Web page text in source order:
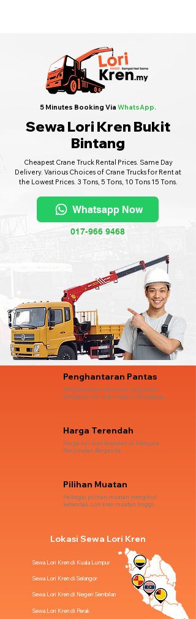
5 Minutes Booking Via WhatsApp.
Sewa Lori Kren Bukit
Bintang
Cheapest Crane Truck Rental Prices. Same Day
Delivery. Various Choices of Crane Trucks for Rent at
the Lowest Prices. 3 Tons, 5 Tons, 10 Tons 15 Tons.
Whatsapp Now
017-966 9468
Penghantaran Pantas
Penghantaran pada hari yang sama.
Tempahan lori kren melalui Whatsapp.
Harga Terendah
Harga lori kren terendah di Malaysia.
Penjimatan Berganda.
Pilihan Muatan
Pelbagai pilihan muatan mengikut
kehendak. Lori kren muatan tinggi.
Lokasi Sewa Lori Kren
Sewa Lori Kren di Kuala Lumpur
Sewa Lori Kren di Selangor
Sewa Lori Kren di Negeri Sembilan
Sewa Lori Kren di Perak